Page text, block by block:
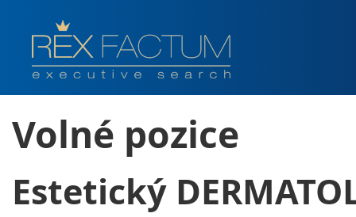
Volné pozice
Estetický